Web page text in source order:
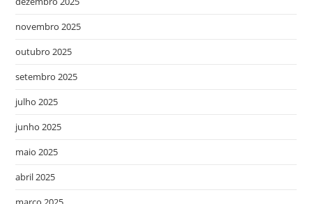
novembro 2025
outubro 2025
setembro 2025
julho 2025
junho 2025
maio 2025
abril 2025